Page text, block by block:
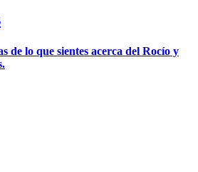
de lo que sientes acerca del Rocío y